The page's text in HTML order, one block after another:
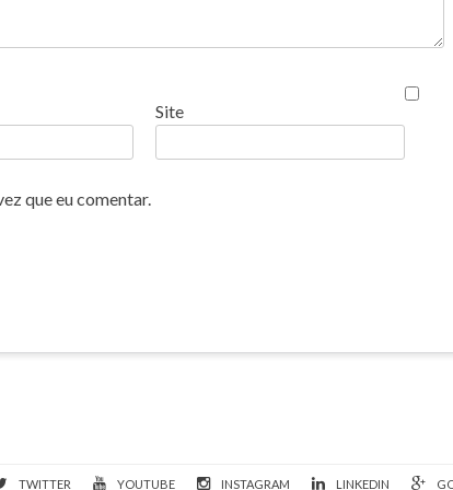
Site
que eu comentar.
TWITTER YOUTUBE INSTAGRAM LINKEDIN